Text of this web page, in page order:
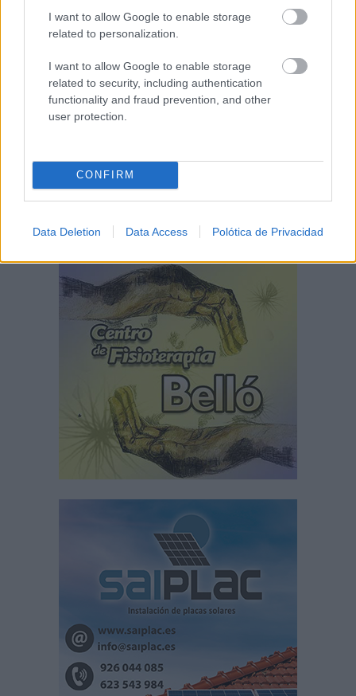
I want to allow Google to enable storage
related to personalization.
I want to allow Google to enable storage
related to security, including authentication
functionality and fraud prevention, and other
user protection.
CONFIRM
Data Deletion Data Access Polótica de Privacidad